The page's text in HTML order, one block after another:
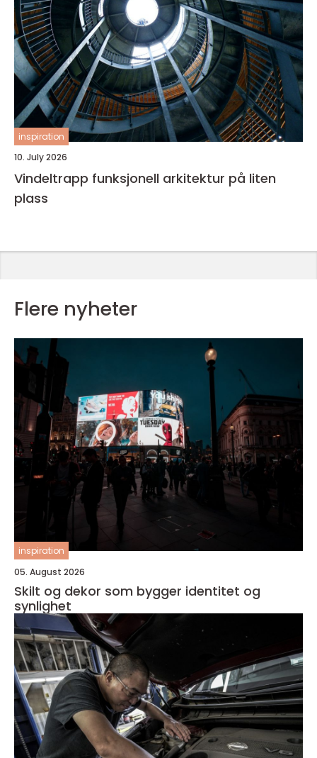
inspiration
10. July 2026
Vindeltrapp funksjonell arkitektur på liten
plass
Flere nyheter
inspiration
05. August 2026
Skilt og dekor som bygger identitet og
synlighet